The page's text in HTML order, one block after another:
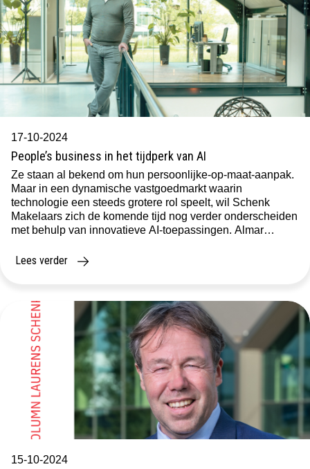
17-10-2024
People’s business in het tijdperk van AI
Ze staan al bekend om hun persoonlijke-op-maat-aanpak.
Maar in een dynamische vastgoedmarkt waarin
technologie een steeds grotere rol speelt, wil Schenk
Makelaars zich de komende tijd nog verder onderscheiden
met behulp van innovatieve AI-toepassingen. Almar
binnen het bedrijf en hoe dit hen helpt om nog […]
Lees verder
15-10-2024